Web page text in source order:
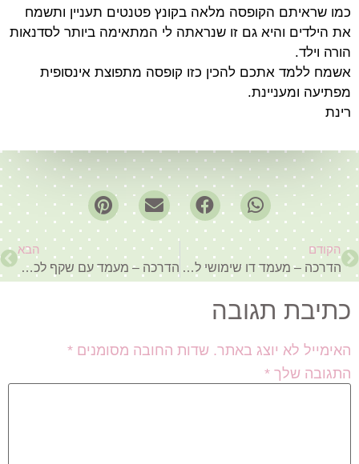
כמו שראיתם הקופסה מלאה בקונץ פטנטים תעניין ותשמח
את הילדים והיא גם זו שנראתה לי המתאימה ביותר לסדנאות
הורה וילד.
אשמח ללמד אתכם להכין כזו קופסה מתפוצת אינסופית
מפתיעה ומעניינת.
רינת
הקודם
הדרכה – מעמד דו שימושי לוח שנה ופתקי ממו
הבא
הדרכה – מעמד עם שקף לכרטיסית לוח שנה
כתיבת תגובה
האימייל לא יוצג באתר. שדות החובה מסומנים *
התגובה שלך *